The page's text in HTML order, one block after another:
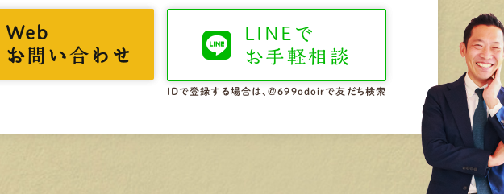
Web
お問い合わせ
LINEで
お手軽相談
IDで登録する場合は、@699odoirで友だち検索